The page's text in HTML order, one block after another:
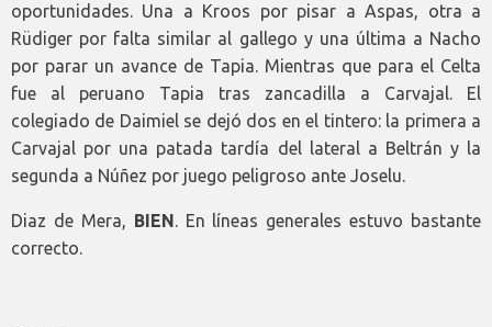
oportunidades. Una a Kroos por pisar a Aspas, otra a
Rüdiger por falta similar al gallego y una última a Nacho
por parar un avance de Tapia. Mientras que para el Celta
fue al peruano Tapia tras zancadilla a Carvajal. El
colegiado de Daimiel se dejó dos en el tintero: la primera a
Carvajal por una patada tardía del lateral a Beltrán y la
segunda a Núñez por juego peligroso ante Joselu.
Diaz de Mera, BIEN. En líneas generales estuvo bastante
correcto.